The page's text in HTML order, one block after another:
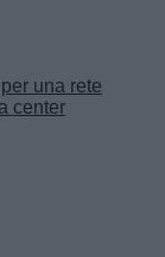
una rete
center